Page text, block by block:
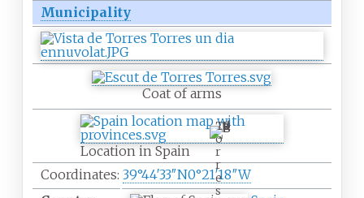
Municipality
Coat of arms
T
o
r
r
e
s
Location in Spain
Coordinates: 39°44′33″N0°21′18″W